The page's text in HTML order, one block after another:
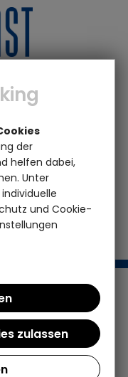
ist leider
der
helfen dabei,
Unter
und Cookie-